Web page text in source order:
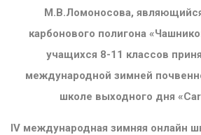
М.В.Ломоносова,
карбонового полигона
учащихся 8-11 классов
международной зимней
школе выходного дня
IV международная зимняя онлайн